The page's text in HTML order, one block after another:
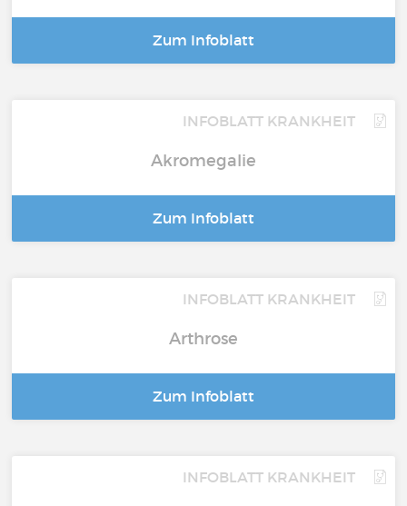
Zum Infoblatt
INFOBLATT KRANKHEIT
Akromegalie
Zum Infoblatt
INFOBLATT KRANKHEIT
Arthrose
Zum Infoblatt
INFOBLATT KRANKHEIT